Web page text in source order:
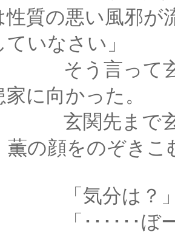
性質の悪い風邪
いなさい」
て玄斎は熱
に向かった。
で玄斎を送
薫の顔をのぞきこ
分は？
･･ぼーっと